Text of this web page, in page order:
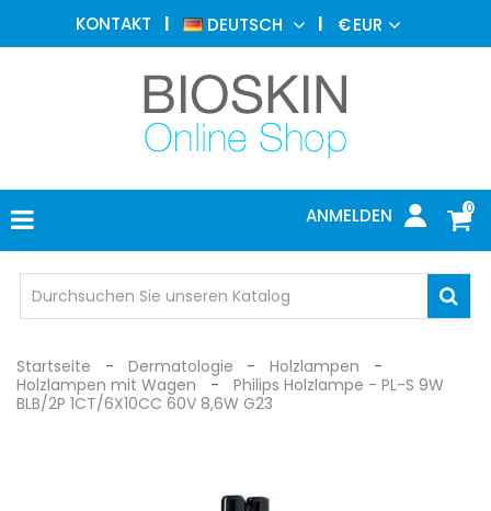
KONTAKT DEUTSCH €EUR
0
ANMELDEN
ÄSTHETISCHE
MEDIZIN
DERMATOLOGIE
PHOTOTHERAPIE
MEDIZINISCH
INDIVIDUEL
SCHUTZ
Startseite Dermatologie
Holzlampen
Holzlampen mit Wagen
Philips Holzlampe - PL-S 9W
BLB/2P 1CT/6X10CC 60V 8,6W G23